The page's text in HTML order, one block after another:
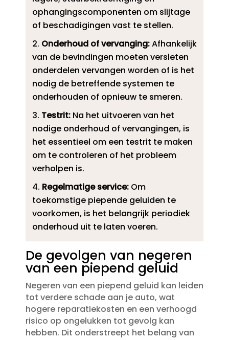
ophangingscomponenten om slijtage
of beschadigingen vast te stellen.​
Onderhoud of vervanging:Afhankelijk
van de bevindingen moeten versleten
onderdelen vervangen worden of is het
nodig de betreffende systemen te
onderhouden of opnieuw te smeren.​
Testrit:Na het uitvoeren van het
nodige onderhoud of vervangingen, is
het essentieel om een testrit te maken
om te controleren of het probleem
verholpen is.​
Regelmatige service:Om
toekomstige piepende geluiden te
voorkomen, is het belangrijk periodiek
onderhoud uit te laten voeren.​
De gevolgen van negeren
van een piepend geluid
Negeren van een piepend geluid kan leiden
tot verdere schade aan je auto, wat
hogere reparatiekosten en een verhoogd
risico op ongelukken tot gevolg kan
hebben.​ Dit onderstreept het belang van